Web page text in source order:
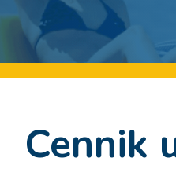
Cennik